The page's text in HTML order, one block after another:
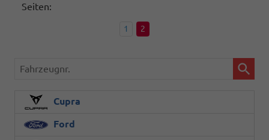
Seiten:
1 2
Fahrzeugnr.
Cupra
Ford